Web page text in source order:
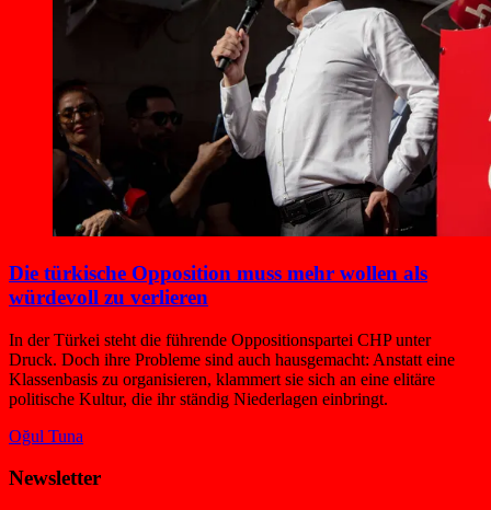
Die türkische Opposition muss mehr wollen als
würdevoll zu verlieren
In der Türkei steht die führende Oppositionspartei CHP unter
Druck. Doch ihre Probleme sind auch hausgemacht: Anstatt eine
Klassenbasis zu organisieren, klammert sie sich an eine elitäre
politische Kultur, die ihr ständig Niederlagen einbringt.
Oğul Tuna
Newsletter